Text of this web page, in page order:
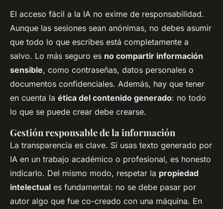
El acceso fácil a la IA no exime de responsabilidad.
Aunque las sesiones sean anónimas, no debes asumir
que todo lo que escribes está completamente a
salvo. Lo más seguro es no compartir información
sensible, como contraseñas, datos personales o
documentos confidenciales. Además, hay que tener
en cuenta la ética del contenido generado: no todo
lo que se puede crear debe crearse.
Gestión responsable de la información
La transparencia es clave. Si usas texto generado por
IA en un trabajo académico o profesional, es honesto
indicarlo. Del mismo modo, respetar la propiedad
intelectual es fundamental: no se debe pasar por
autor algo que fue co-creado con una máquina. En